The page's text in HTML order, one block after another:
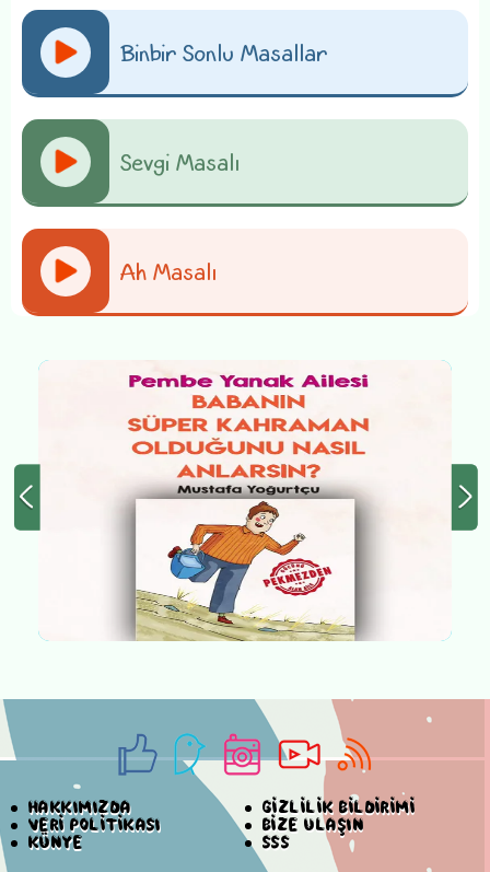
Binbir Sonlu Masallar
Sevgi Masalı
Ah Masalı
HAKKIMIZDA
GİZLİLİK BİLDİRİMİ
VERİ POLİTİKASI
BİZE ULAŞIN
KÜNYE
SSS